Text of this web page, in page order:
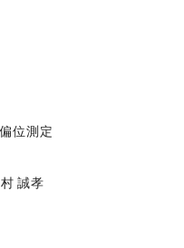
位測定
誠孝